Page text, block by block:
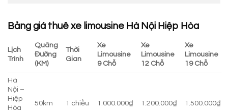
Bảng giá thuê xe limousine Hà Nội Hiệp Hòa
Lịch
Trình
Quãng
Đường
(KM)
Thời
Gian
Xe
Limousine
9 Chỗ
Xe
Limousine
12 Chỗ
Xe
Limousine
19 Chỗ
Hà
Nội –
Hiệp
Hòa
50km 1 chiều 1.000.000₫ 1.200.000₫ 1.500.000₫